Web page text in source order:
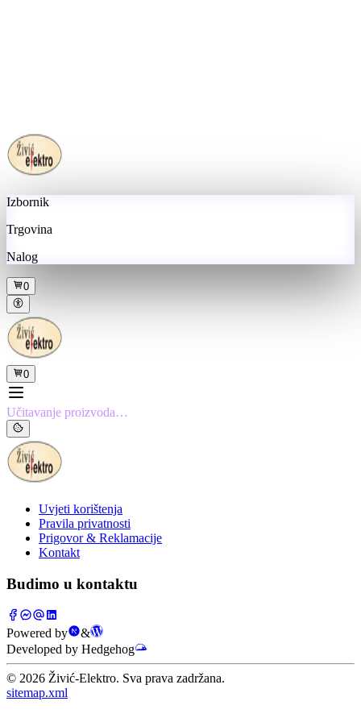
Izbornik
Trgovina
Nalog
0
0
Učitavanje proizvoda…
Uvjeti korištenja
Pravila privatnosti
Prigovor & Reklamacije
Kontakt
Budimo u kontaktu
Powered by
&
Developed by Hedgehog
© 2026 Živić-Elektro. Sva prava zadržana.
sitemap.xml